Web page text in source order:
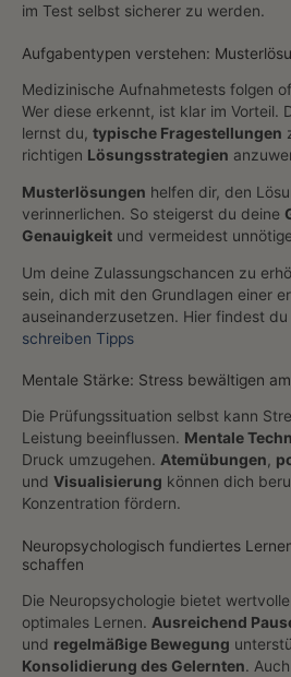
im Test selbst sicherer zu werden.
Aufgabentypen verstehen:
Medizinische Aufnahmetests folgen
Wer diese erkennt, ist klar im Vorteil.
lernst du, typische Fragestellungen
richtigen Lösungsstrategien
Musterlösungen helfen dir, den
verinnerlichen. So steigerst du deine
Genauigkeit und vermeidest
Um deine Zulassungschancen zu
sein, dich mit den Grundlagen einer
auseinanderzusetzen. Hier findest du
schreiben Tipps
Mentale Stärke: Stress bewältigen
Die Prüfungssituation selbst kann
Leistung beeinflussen. Mentale
Druck umzugehen. Atemübungen,
und Visualisierung können dich
Konzentration fördern.
Neuropsychologisch fundiertes
schaffen
Die Neuropsychologie bietet
optimales Lernen. Ausreichend
und regelmäßige Bewegung
Konsolidierung des Gelernten.